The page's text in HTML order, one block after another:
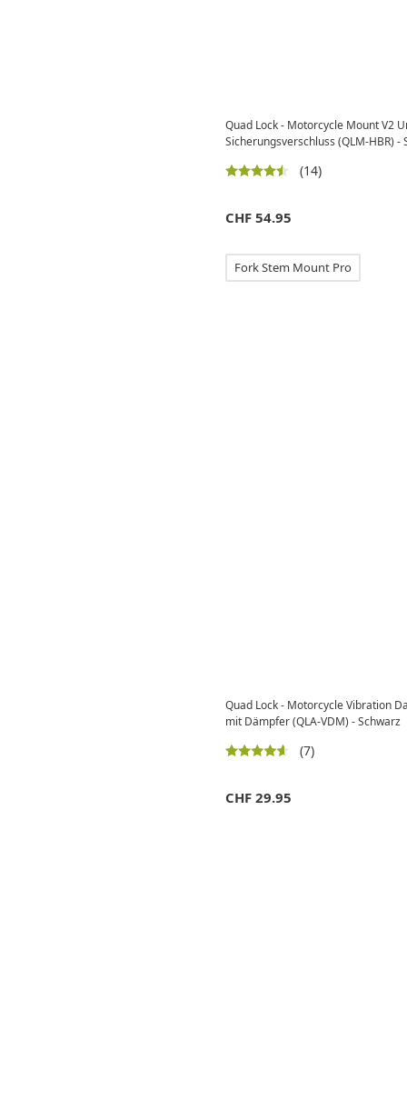
Quad Lock - Motorcycle Mount V2
Sicherungsverschluss (QLM-HBR) -
(14)
CHF 54.95
Fork Stem Mount Pro
Quad Lock - Motorcycle Vibration
mit Dämpfer (QLA-VDM) - Schwarz
(7)
CHF 29.95